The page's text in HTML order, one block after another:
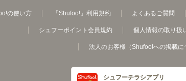
の使い方 「Shufoo!」利用規約 よくあるご質問
シュフーポイント会員規約 個人情報の取り扱
法人のお客様（Shufoo!への掲載に
シュフーチラシアプリ